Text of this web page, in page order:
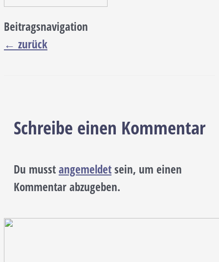
Beitragsnavigation
← zurück
Schreibe einen Kommentar
Du musstangemeldetsein, um einen
Kommentar abzugeben.